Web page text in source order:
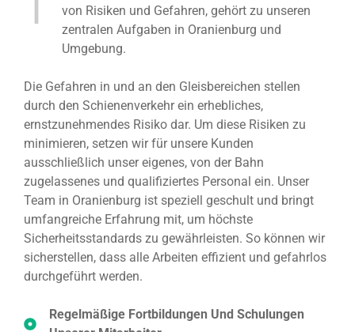
von Risiken und Gefahren, gehört zu unseren
zentralen Aufgaben in Oranienburg und
Umgebung.
Die Gefahren in und an den Gleisbereichen stellen
durch den Schienenverkehr ein erhebliches,
ernstzunehmendes Risiko dar. Um diese Risiken zu
minimieren, setzen wir für unsere Kunden
ausschließlich unser eigenes, von der Bahn
zugelassenes und qualifiziertes Personal ein. Unser
Team in Oranienburg ist speziell geschult und bringt
umfangreiche Erfahrung mit, um höchste
Sicherheitsstandards zu gewährleisten. So können wir
sicherstellen, dass alle Arbeiten effizient und gefahrlos
durchgeführt werden.
Regelmäßige Fortbildungen Und Schulungen